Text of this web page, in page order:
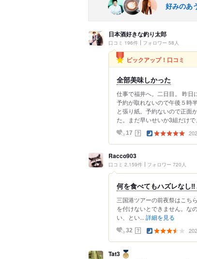
好みのあ
日本酒好きな釣り太郎
口コミ 196件 フォロワー 58人
ピックアップ！口コミ
全部美味しかった
仕事で福井へ。二日目。 昨日
予約が取れないので午後５時
と張り紙。予約ないので正面
た。まだ早いせいか3組だけ
17 ？
Racco903
口コミ 2,159件 フォロワー 720人
何を食べてもハズレなし
三国港ツアーの前夜祭はこち
を付けないとできません。な
い、とい... 詳細を見る
32 ？
Tat3